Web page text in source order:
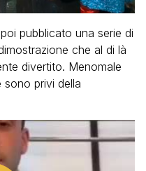
pubblicato una serie di
che al di là
divertito. Menomale
privi della